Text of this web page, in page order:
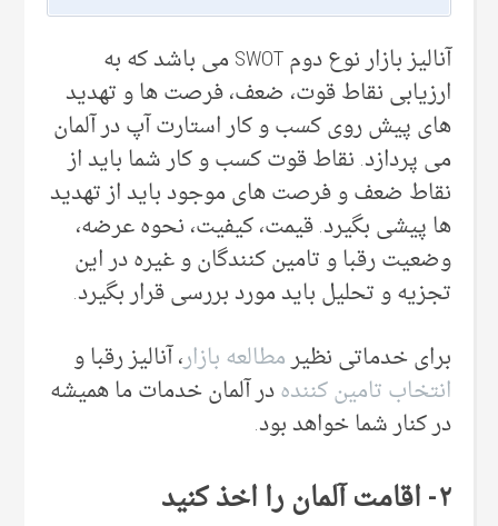
آنالیز بازار نوع دوم SWOT می باشد که به
ارزیابی نقاط قوت، ضعف، فرصت ها و تهدید
های پیش روی کسب و کار استارت آپ در آلمان
می پردازد. نقاط قوت کسب و کار شما باید از
نقاط ضعف و فرصت های موجود باید از تهدید
ها پیشی بگیرد. قیمت، کیفیت، نحوه عرضه،
وضعیت رقبا و تامین کنندگان و غیره در این
تجزیه و تحلیل باید مورد بررسی قرار بگیرد.
برای خدماتی نظیرمطالعه بازار، آنالیز رقبا و
انتخاب تامین کنندهدر آلمان خدمات ما همیشه
در کنار شما خواهد بود.
۲- اقامت آلمان را اخذ کنید